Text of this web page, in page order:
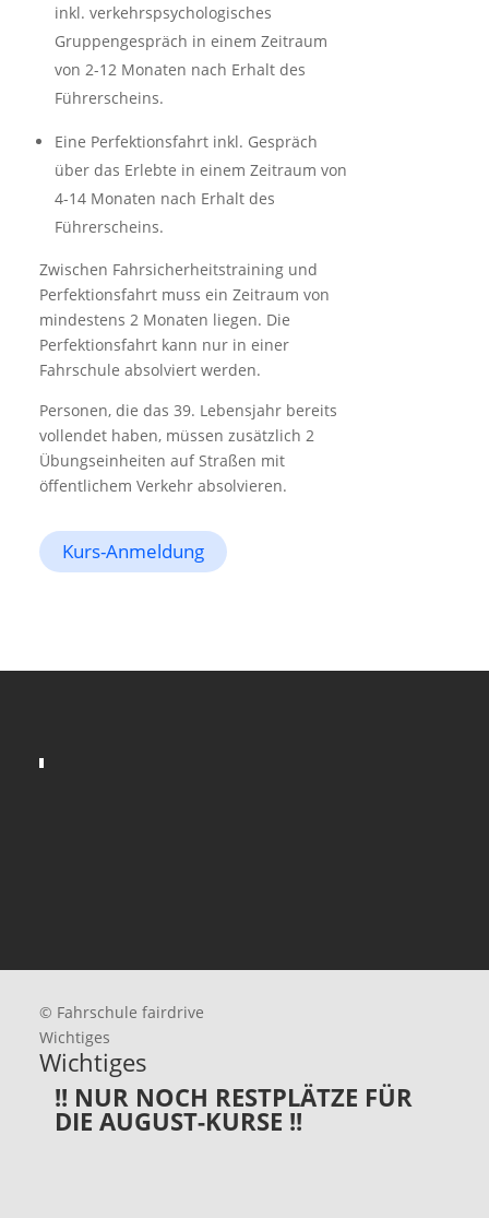
inkl. verkehrspsychologisches
Gruppengespräch in einem Zeitraum
von 2-12 Monaten nach Erhalt des
Führerscheins.
Eine Perfektionsfahrt inkl. Gespräch
über das Erlebte in einem Zeitraum von
4-14 Monaten nach Erhalt des
Führerscheins.
Zwischen Fahrsicherheitstraining und
Perfektionsfahrt muss ein Zeitraum von
mindestens 2 Monaten liegen. Die
Perfektionsfahrt kann nur in einer
Fahrschule absolviert werden.
Personen, die das 39. Lebensjahr bereits
vollendet haben, müssen zusätzlich 2
Übungseinheiten auf Straßen mit
öffentlichem Verkehr absolvieren.
Kurs-Anmeldung
© Fahrschule fairdrive
Wichtiges
Wichtiges
!! NUR NOCH RESTPLÄTZE FÜR
DIE AUGUST-KURSE !!